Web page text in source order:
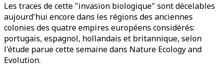
Les traces de cette "invasion biologique" sont décelables
aujourd'hui encore dans les régions des anciennes
colonies des quatre empires européens considérés:
portugais, espagnol, hollandais et britannique, selon
l'étude parue cette semaine dans Nature Ecology and
Evolution.